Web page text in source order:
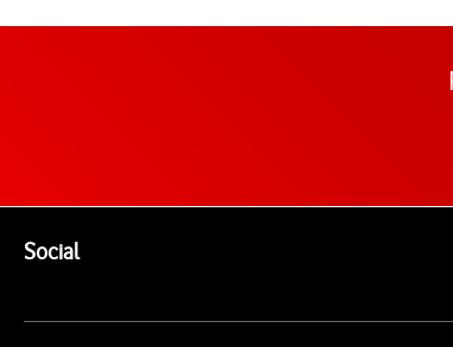
SocialEnlaces a las redes sociales de Vodafone